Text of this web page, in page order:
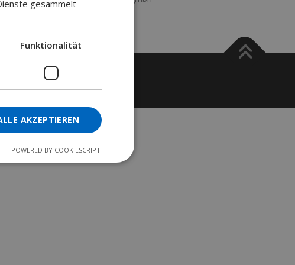
gesammelt
Funktionalität
AKZEPTIEREN
POWERED BY COOKIESCRIPT